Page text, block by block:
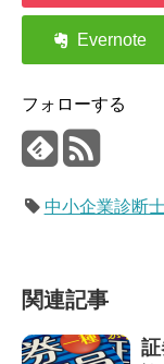
フォローする
中小企業診断
関連記事